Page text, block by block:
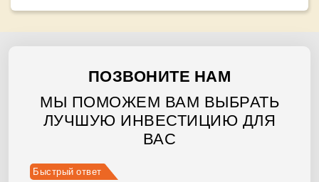
ПОЗВОНИТЕ НАМ
МЫ ПОМОЖЕМ ВАМ ВЫБРАТЬ
ЛУЧШУЮ ИНВЕСТИЦИЮ ДЛЯ
ВАС
Быстрый ответ